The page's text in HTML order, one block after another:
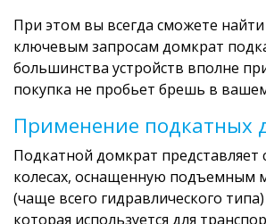
При этом вы всегда сможете
ключевым запросам домкрат
большинства устройств вполне
покупка не пробьет брешь в
Применение подкатных
Подкатной домкрат представляет
колесах, оснащенную подъемным
(чаще всего гидравлического
которая используется для